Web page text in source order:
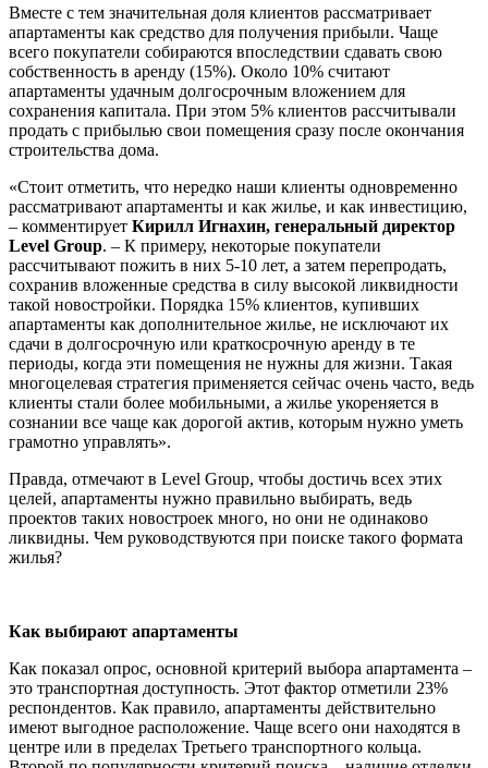
Вместе с тем значительная доля клиентов рассматривает
апартаменты как средство для получения прибыли. Чаще
всего покупатели собираются впоследствии сдавать свою
собственность в аренду (15%). Около 10% считают
апартаменты удачным долгосрочным вложением для
сохранения капитала. При этом 5% клиентов рассчитывали
продать с прибылью свои помещения сразу после окончания
строительства дома.
«Стоит отметить, что нередко наши клиенты одновременно
рассматривают апартаменты и как жилье, и как инвестицию,
– комментирует Кирилл Игнахин, генеральный директор
Level Group. – К примеру, некоторые покупатели
рассчитывают пожить в них 5-10 лет, а затем перепродать,
сохранив вложенные средства в силу высокой ликвидности
такой новостройки. Порядка 15% клиентов, купивших
апартаменты как дополнительное жилье, не исключают их
сдачи в долгосрочную или краткосрочную аренду в те
периоды, когда эти помещения не нужны для жизни. Такая
многоцелевая стратегия применяется сейчас очень часто, ведь
клиенты стали более мобильными, а жилье укореняется в
сознании все чаще как дорогой актив, которым нужно уметь
грамотно управлять».
Правда, отмечают в Level Group, чтобы достичь всех этих
целей, апартаменты нужно правильно выбирать, ведь
проектов таких новостроек много, но они не одинаково
ликвидны. Чем руководствуются при поиске такого формата
жилья?
Как выбирают апартаменты
Как показал опрос, основной критерий выбора апартамента –
это транспортная доступность. Этот фактор отметили 23%
респондентов. Как правило, апартаменты действительно
имеют выгодное расположение. Чаще всего они находятся в
центре или в пределах Третьего транспортного кольца.